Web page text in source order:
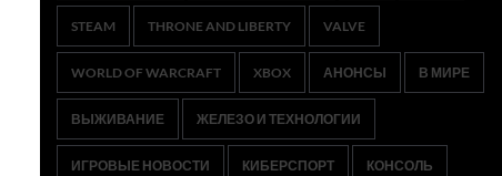
STEAM THRONE AND LIBERTY VALVE
WORLD OF WARCRAFT XBOX АНОНСЫ В МИРЕ
ВЫЖИВАНИЕ ЖЕЛЕЗО И ТЕХНОЛОГИИ
ИГРОВЫЕ НОВОСТИ КИБЕРСПОРТ КОНСОЛЬ